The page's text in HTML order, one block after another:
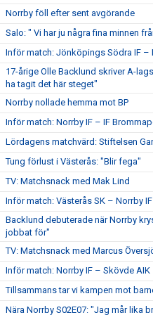
Norrby föll efter sent avgörande
Salo: " Vi har ju några fina minnen
Inför match: Jönköpings Södra IF –
17-årige Olle Backlund skriver A-
ha tagit det här steget"
Norrby nollade hemma mot BP
Inför match: Norrby IF – IF
Lördagens matchvärd: Stiftelsen
Tung förlust i Västerås: "Blir fega"
TV: Matchsnack med Mak Lind
Inför match: Västerås SK – Norrby IF
Backlund debuterade när Norrby
jobbat för"
TV: Matchsnack med Marcus
Inför match: Norrby IF – Skövde AIK
Tillsammans tar vi kampen mot
Nära Norrby S02E07: "Jag mår lika